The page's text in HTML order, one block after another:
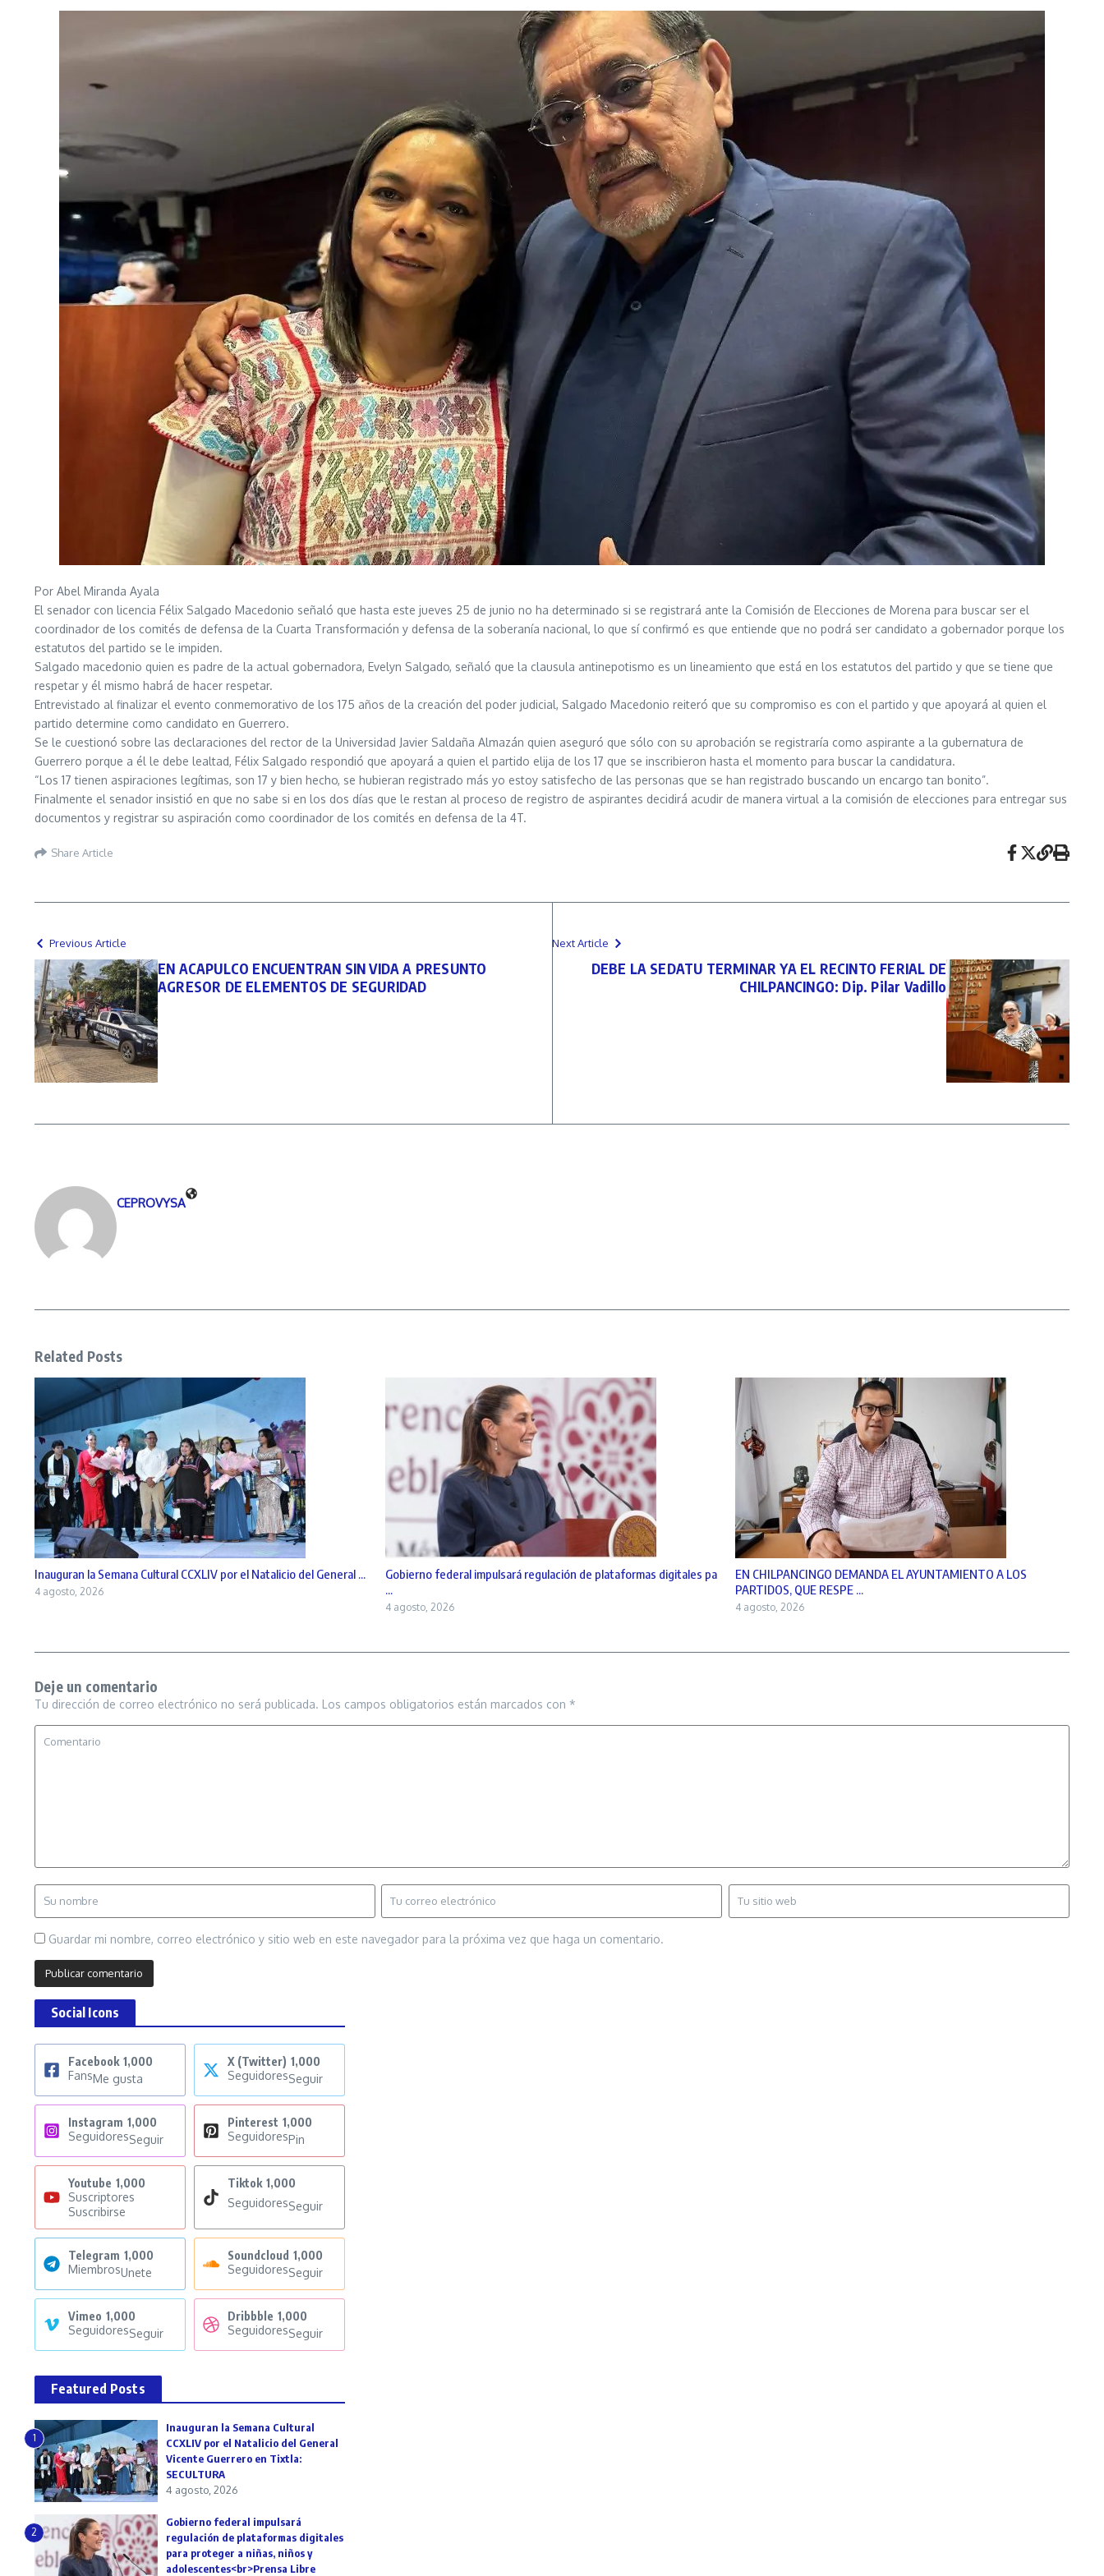
Por Abel Miranda Ayala
El senador con licencia Félix Salgado Macedonio señaló que hasta este jueves 25 de junio no ha determinado si se registrará ante la Comisión de Elecciones de Morena para buscar ser el
coordinador de los comités de defensa de la Cuarta Transformación y defensa de la soberanía nacional, lo que sí confirmó es que entiende que no podrá ser candidato a gobernador porque los
estatutos del partido se le impiden.
Salgado macedonio quien es padre de la actual gobernadora, Evelyn Salgado, señaló que la clausula antinepotismo es un lineamiento que está en los estatutos del partido y que se tiene que
respetar y él mismo habrá de hacer respetar.
Entrevistado al finalizar el evento conmemorativo de los 175 años de la creación del poder judicial, Salgado Macedonio reiteró que su compromiso es con el partido y que apoyará al quien el
partido determine como candidato en Guerrero.
Se le cuestionó sobre las declaraciones del rector de la Universidad Javier Saldaña Almazán quien aseguró que sólo con su aprobación se registraría como aspirante a la gubernatura de
Guerrero porque a él le debe lealtad, Félix Salgado respondió que apoyará a quien el partido elija de los 17 que se inscribieron hasta el momento para buscar la candidatura.
“Los 17 tienen aspiraciones legítimas, son 17 y bien hecho, se hubieran registrado más yo estoy satisfecho de las personas que se han registrado buscando un encargo tan bonito”.
Finalmente el senador insistió en que no sabe si en los dos días que le restan al proceso de registro de aspirantes decidirá acudir de manera virtual a la comisión de elecciones para entregar sus
documentos y registrar su aspiración como coordinador de los comités en defensa de la 4T.
Share Article
Previous Article
EN ACAPULCO ENCUENTRAN SIN VIDA A PRESUNTO
AGRESOR DE ELEMENTOS DE SEGURIDAD
Next Article
DEBE LA SEDATU TERMINAR YA EL RECINTO FERIAL DE
CHILPANCINGO: Dip. Pilar Vadillo
CEPROVYSA
Related Posts
Inauguran la Semana Cultural CCXLIV por el Natalicio del General ...
4 agosto, 2026
Gobierno federal impulsará regulación de plataformas digitales pa
...
4 agosto, 2026
EN CHILPANCINGO DEMANDA EL AYUNTAMIENTO A LOS
PARTIDOS, QUE RESPE ...
4 agosto, 2026
Deje un comentario
Tu dirección de correo electrónico no será publicada. Los campos obligatorios están marcados con *
Guardar mi nombre, correo electrónico y sitio web en este navegador para la próxima vez que haga un comentario.
Social Icons
Facebook 1,000
FansMe gusta
X (Twitter) 1,000
SeguidoresSeguir
Instagram 1,000
SeguidoresSeguir
Pinterest 1,000
SeguidoresPin
Youtube 1,000
Suscriptores
Suscribirse
Tiktok 1,000
SeguidoresSeguir
Telegram 1,000
MiembrosUnete
Soundcloud 1,000
SeguidoresSeguir
Vimeo 1,000
SeguidoresSeguir
Dribbble 1,000
SeguidoresSeguir
Featured Posts
1
Inauguran la Semana Cultural
CCXLIV por el Natalicio del General
Vicente Guerrero en Tixtla:
SECULTURA
4 agosto, 2026
2
Gobierno federal impulsará
regulación de plataformas digitales
para proteger a niñas, niños y
adolescentes<br>Prensa Libre